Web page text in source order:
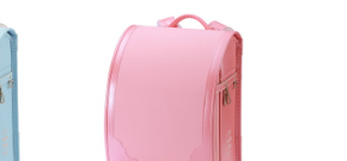
ンドセルの選び方
ルは女の子の憧れ！可愛らしさと気品
る
ランドセル 親子で安心の選び方ガイ